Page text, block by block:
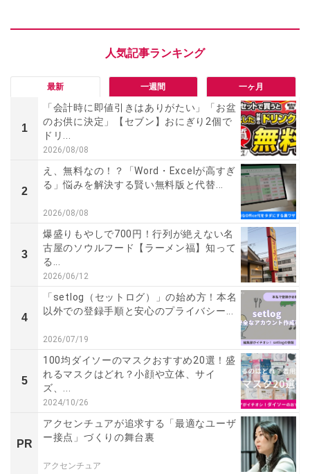
最新 一週間 一ヶ月
1
「会計時に即値引きはありがたい」「お盆
のお供に決定」【セブン】おにぎり2個で
ドリ...
2026/08/08
2
え、無料なの！？「Word・Excelが高すぎ
る」悩みを解決する賢い無料版と代替...
2026/08/08
3
爆盛りもやしで700円！行列が絶えない名
古屋のソウルフード【ラーメン福】知って
る...
2026/06/12
4
「setlog（セットログ）」の始め方！本名
以外での登録手順と安心のプライバシー...
2026/07/19
5
100均ダイソーのマスクおすすめ20選！盛
れるマスクはどれ？小顔や立体、サイ
ズ、...
2024/10/26
PR
アクセンチュアが追求する「最適なユーザ
ー接点」づくりの舞台裏
アクセンチュア